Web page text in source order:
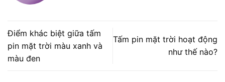
Điểm khác biệt giữa tấm
pin mặt trời màu xanh và
màu đen
Tấm pin mặt trời hoạt động
như thế nào?